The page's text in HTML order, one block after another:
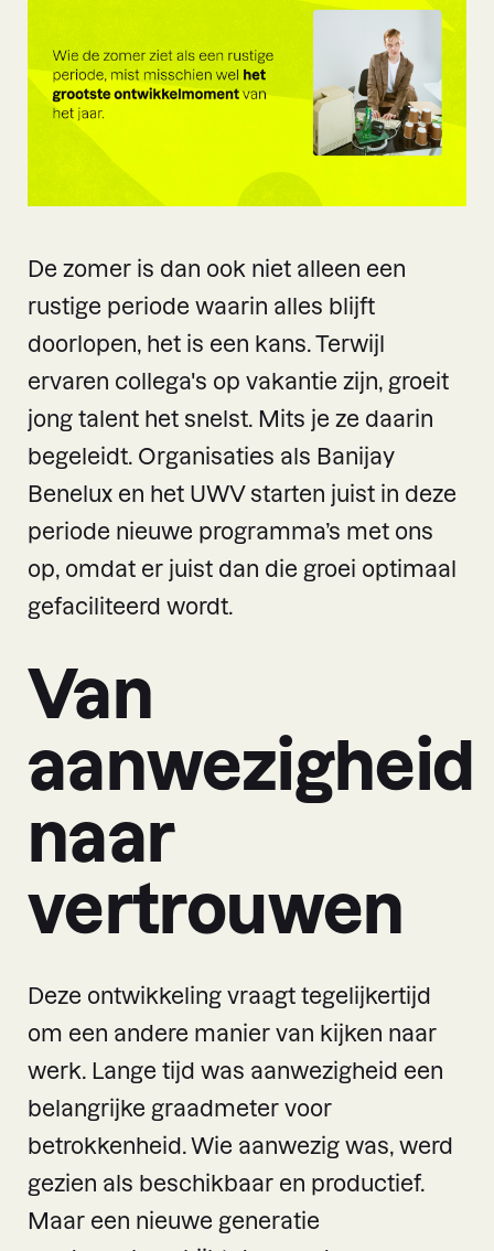
De zomer is dan ook niet alleen een
rustige periode waarin alles blijft
doorlopen, het is een kans. Terwijl
ervaren collega's op vakantie zijn, groeit
jong talent het snelst. Mits je ze daarin
begeleidt. Organisaties als Banijay
Benelux en het UWV starten juist in deze
periode nieuwe programma’s met ons
op, omdat er juist dan die groei optimaal
gefaciliteerd wordt.
Van
aanwezigheid
naar
vertrouwen
Deze ontwikkeling vraagt tegelijkertijd
om een andere manier van kijken naar
werk. Lange tijd was aanwezigheid een
belangrijke graadmeter voor
betrokkenheid. Wie aanwezig was, werd
gezien als beschikbaar en productief.
Maar een nieuwe generatie